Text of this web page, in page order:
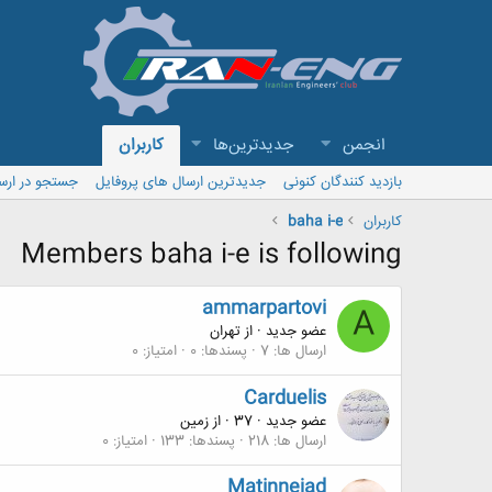
انجمن جدیدترین‌ها کاربران
بازدید کنندگان کنونی جدیدترین ارسال های پروفایل
جستجو در
کاربران
baha i-e
Members baha i-e is following
A
ammarpartovi
عضو جدید · ازتهران
ارسال ها 7 پسندها 0 امتیاز 0
Carduelis
عضو جدید ·
· اززمین
ارسال ها 218 پسندها 133 امتیاز 0